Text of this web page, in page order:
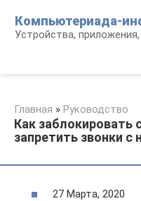
контенту
Компьютериада-
Устройства,
Главная » Руководство
Как заблокировать
запретить звонки с
27 Марта, 2020